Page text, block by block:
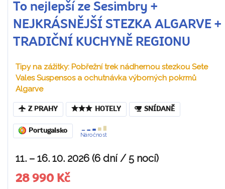
To nejlepší ze Sesimbry +
NEJKRÁSNĚJŠÍ STEZKA ALGARVE +
TRADIČNÍ KUCHYNĚ REGIONU
Tipy na zážitky: Pobřežní trek nádhernou stezkou Sete
Vales Suspensos a ochutnávka výborných pokrmů
Algarve
Z PRAHY HOTELY SNÍDANĚ
Portugalsko
Náročnost
11. – 16. 10. 2026 (6 dní / 5 nocí)
28 990 Kč